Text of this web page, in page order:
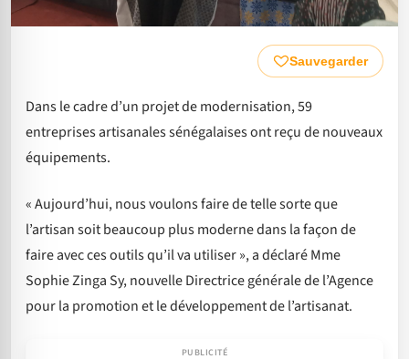
Sauvegarder
Dans le cadre d’un projet de modernisation, 59
entreprises artisanales sénégalaises ont reçu de nouveaux
équipements.
« Aujourd’hui, nous voulons faire de telle sorte que
l’artisan soit beaucoup plus moderne dans la façon de
faire avec ces outils qu’il va utiliser », a déclaré Mme
Sophie Zinga Sy, nouvelle Directrice générale de l’Agence
pour la promotion et le développement de l’artisanat.